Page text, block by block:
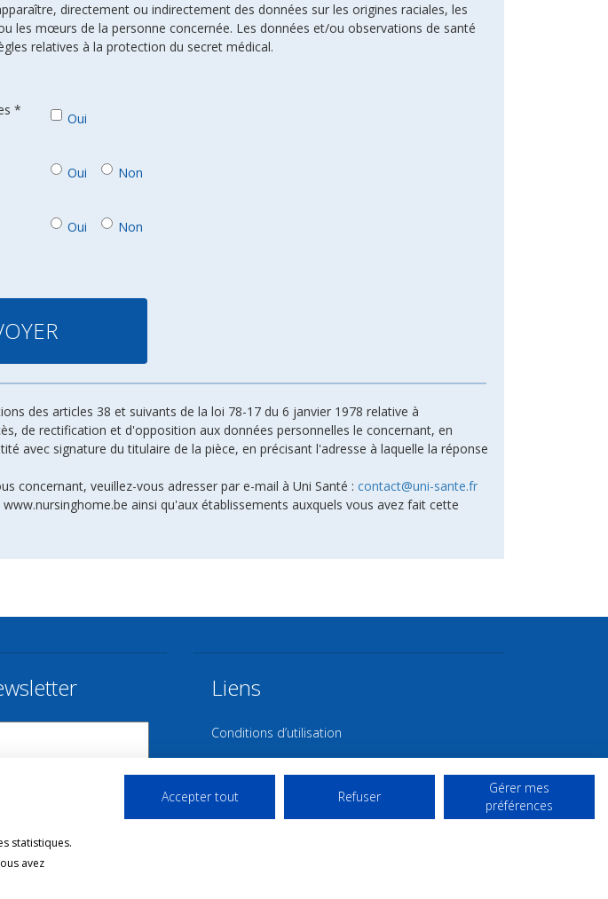
directement ou indirectement des données sur les origines raciales, les
les mœurs de la personne concernée. Les données et/ou observations de santé
relatives à la protection du secret médical.
*
Oui
Oui Non
Oui Non
des articles 38 et suivants de la loi 78-17 du 6 janvier 1978 relative à
de rectification et d'opposition aux données personnelles le concernant, en
avec signature du titulaire de la pièce, en précisant l'adresse à laquelle la réponse
concernant, veuillez-vous adresser par e-mail à Uni Santé : contact@uni-sante.fr
ainsi qu'aux établissements auxquels vous avez fait cette
Liens
Conditions d’utilisation
Contact NL
Copyright
Mentions Légales
statistiques.
avez
Accepter tout Refuser
Gérer mes
préférences